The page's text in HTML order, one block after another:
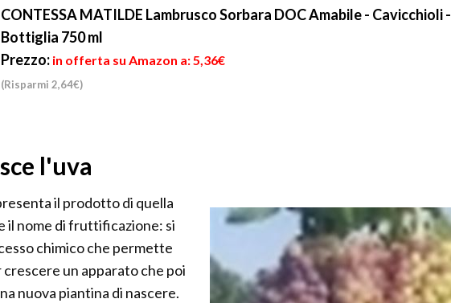
CONTESSA MATILDE Lambrusco Sorbara DOC Amabile - Cavicchioli -
Bottiglia 750 ml
Prezzo: in offerta su Amazon a: 5,36€
(Risparmi 2,64€)
l'uva
il prodotto di quella
il nome di fruttificazione: si
chimico che permette
crescere un apparato che poi
nuova piantina di nascere.